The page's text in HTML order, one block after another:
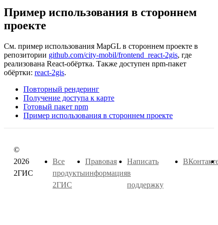
Пример использования в стороннем
проекте
См. пример использования MapGL в стороннем проекте в
репозитории github.com/city-mobil/frontend_react-2gis, где
реализована React-обёртка. Также доступен npm-пакет
обёртки: react-2gis.
Повторный рендеринг
Получение доступа к карте
Готовый пакет npm
Пример использования в стороннем проекте
©
2026
2ГИС
Все
продукты
2ГИС
Правовая
информация
Написать
в
поддержку